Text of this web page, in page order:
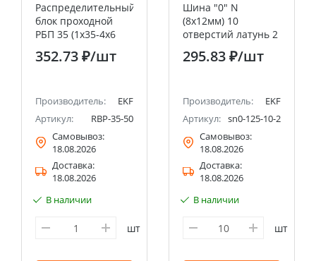
Распределительный
блок проходной
РБП 35 (1х35-4х6
мм2) 125/50А EKF
PROxima
352.73 ₽/шт
Производитель:
EKF
Артикул:
RBP-35-50
Самовывоз:
18.08.2026
Доставка:
18.08.2026
В наличии
шт
Шина "0" N
(8х12мм) 10
отверстий латунь 2
синих угловых
изолятора EKF
295.83 ₽/шт
Производитель:
EKF
Артикул: sn0-125-10-2
Самовывоз:
18.08.2026
Доставка:
18.08.2026
В наличии
шт